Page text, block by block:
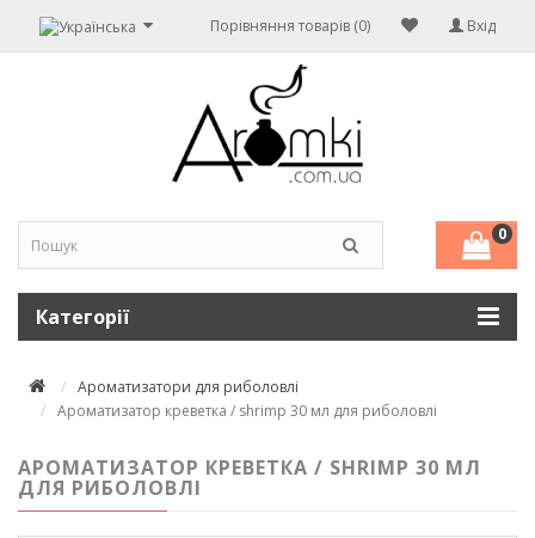
Вхід
Порівняння товарів (0)
0
Категорії
Ароматизатори для риболовлі
Ароматизатор креветка / shrimp 30 мл для риболовлі
АРОМАТИЗАТОР КРЕВЕТКА / SHRIMP 30 МЛ
ДЛЯ РИБОЛОВЛІ